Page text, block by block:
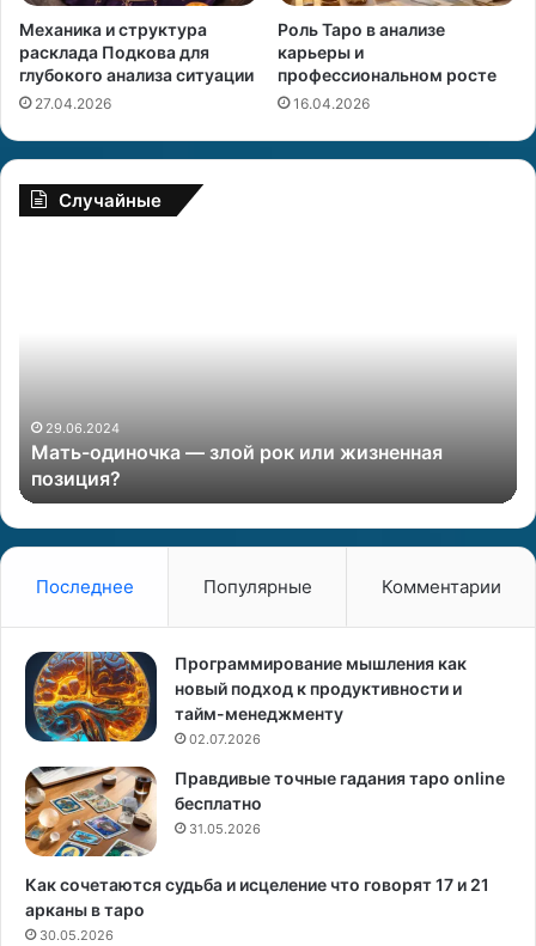
Механика и структура
расклада Подкова для
глубокого анализа ситуации
27.04.2026
Роль Таро в анализе
карьеры и
профессиональном росте
16.04.2026
Случайные
ч
к
а
л
о
и
л
и
ж
и
н
29.06.2024
Мать-одиночка — злой рок или жизненная
позиция?
ч
е
е
Последнее Популярные Комментарии
Программирование мышления как
новый подход к продуктивности и
тайм-менеджменту
02.07.2026
Правдивые точные гадания таро online
бесплатно
31.05.2026
Как сочетаются судьба и исцеление что говорят 17 и 21
арканы в таро
30.05.2026